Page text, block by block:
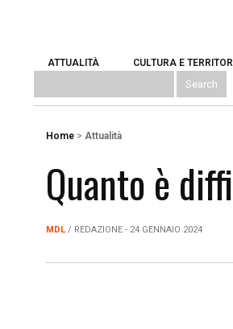
ATTUALITÀ CULTURA E
Home > Attualità
Quanto è
MDL / REDAZIONE - 24 GENNAIO 2024